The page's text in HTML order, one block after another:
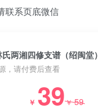
联系页底微信
两湘四修支谱（绍闽堂）
，请付费后查看
￥ 39￥59